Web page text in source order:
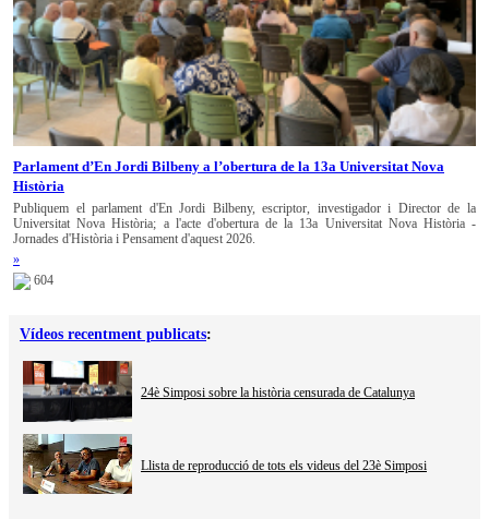
Parlament d’En Jordi Bilbeny a l’obertura de la 13a Universitat Nova
Història
Publiquem el parlament d'En Jordi Bilbeny, escriptor, investigador i Director de la
Universitat Nova Història; a l'acte d'obertura de la 13a Universitat Nova Història -
Jornades d'Història i Pensament d'aquest 2026.
»
604
Vídeos recentment publicats:
24è Simposi sobre la història censurada de Catalunya
Llista de reproducció de tots els videus del 23è Simposi